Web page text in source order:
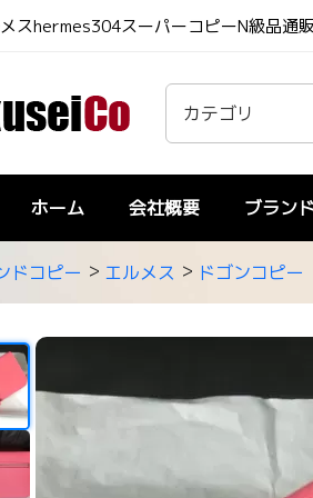
スhermes304スーパーコピーN級品通
ホーム 会社概要 ブラン
ドコピー エルメス ドゴンコピー